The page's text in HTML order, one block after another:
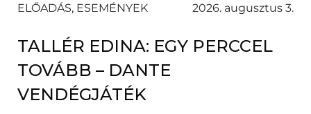
ELŐADÁS, ESEMÉNYEK 2026. augusztus 3.
TALLÉR EDINA: EGY PERCCEL
TOVÁBB – DANTE
VENDÉGJÁTÉK